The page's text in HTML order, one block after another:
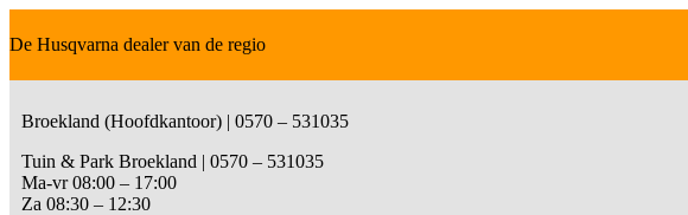
De Husqvarna dealer van de regio
Broekland (Hoofdkantoor) | 0570 – 531035
Tuin & Park Broekland | 0570 – 531035
Ma-vr 08:00 – 17:00
Za 08:30 – 12:30